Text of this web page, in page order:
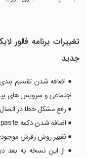
تغییرات برنامه ‏‏‏‏‏‏‏‏فالور
جدید
● اضافه شدن تقسیم
اجتماعی و سرویس های
● رفع مشکل خطا در اتصال
● اضافه شدن دکمه paste در محل گزاشتن آیدی / لینک سفارش
● تغییر روش رفرش
● از این نسخه به بعد